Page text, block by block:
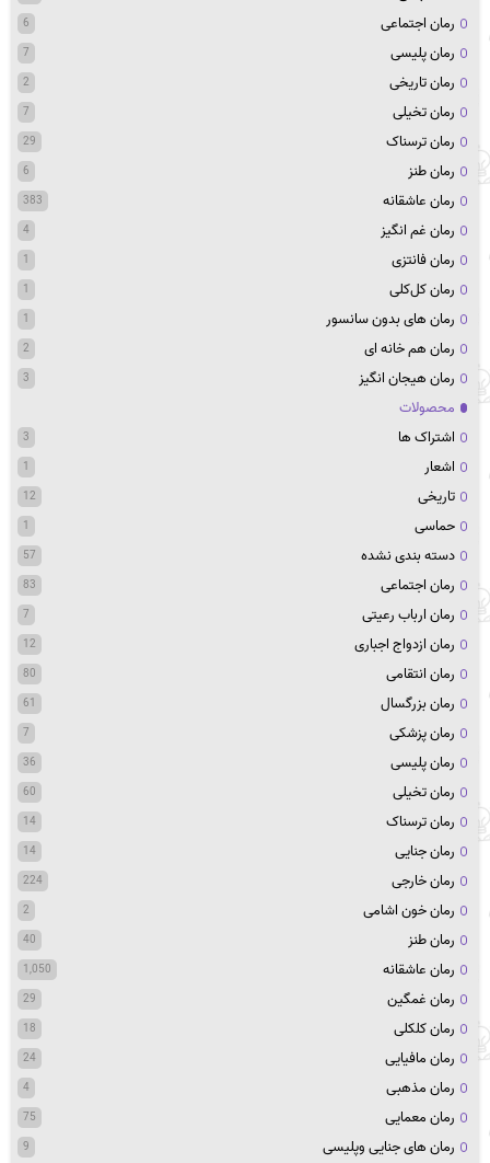
رمان اجتماعی 6
رمان پلیسی 7
رمان تاریخی 2
رمان تخیلی 7
رمان ترسناک 29
رمان طنز 6
رمان عاشقانه 383
رمان غم انگیز 4
رمان فانتزی 1
رمان کل‌کلی 1
رمان های بدون سانسور 1
رمان هم خانه ای 2
رمان هیجان انگیز 3
محصولات
اشتراک ها
3
اشعار 1
تاریخی 12
حماسی 1
دسته بندی نشده 57
رمان اجتماعی 83
رمان ارباب رعیتی 7
رمان ازدواج اجباری 12
رمان انتقامی 80
رمان بزرگسال 61
رمان پزشکی 7
رمان پلیسی 36
رمان تخیلی 60
رمان ترسناک 14
رمان جنایی 14
رمان خارجی 224
رمان خون اشامی 2
رمان طنز 40
رمان عاشقانه 1,050
رمان غمگین 29
رمان کلکلی 18
رمان مافیایی 24
رمان مذهبی 4
رمان معمایی 75
رمان های جنایی وپلیسی 9